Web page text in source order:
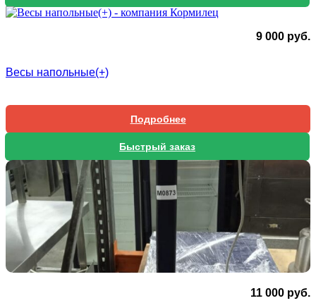
9 000 руб.
Весы напольные(+)
Подробнее
Быстрый заказ
11 000 руб.